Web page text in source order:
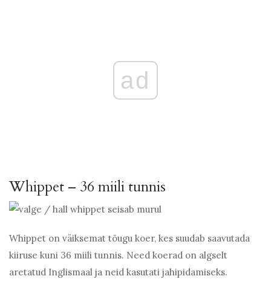
ad
Whippet – 36 miili tunnis
Whippet on väiksemat tõugu koer, kes suudab saavutada
kiiruse kuni 36 miili tunnis. Need koerad on algselt
aretatud Inglismaal ja neid kasutati jahipidamiseks.